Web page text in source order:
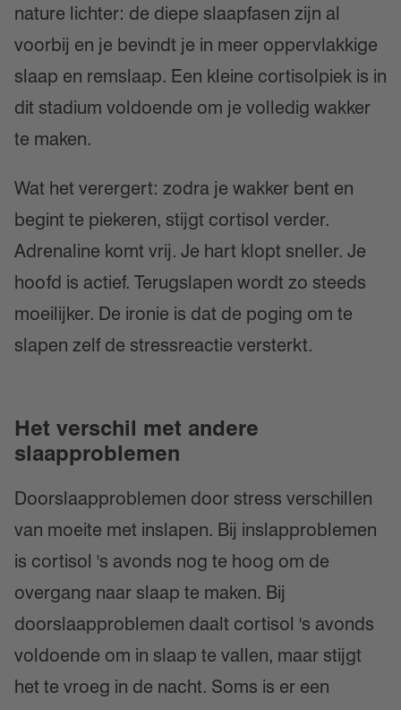
nature lichter: de diepe slaapfasen zijn al
voorbij en je bevindt je in meer oppervlakkige
slaap en remslaap. Een kleine cortisolpiek is in
dit stadium voldoende om je volledig wakker
te maken.
Wat het verergert: zodra je wakker bent en
begint te piekeren, stijgt cortisol verder.
Adrenaline komt vrij. Je hart klopt sneller. Je
hoofd is actief. Terugslapen wordt zo steeds
moeilijker. De ironie is dat de poging om te
slapen zelf de stressreactie versterkt.
Het verschil met andere
slaapproblemen
Doorslaapproblemen door stress verschillen
van moeite met inslapen. Bij inslapproblemen
is cortisol 's avonds nog te hoog om de
overgang naar slaap te maken. Bij
doorslaapproblemen daalt cortisol 's avonds
voldoende om in slaap te vallen, maar stijgt
het te vroeg in de nacht. Soms is er een